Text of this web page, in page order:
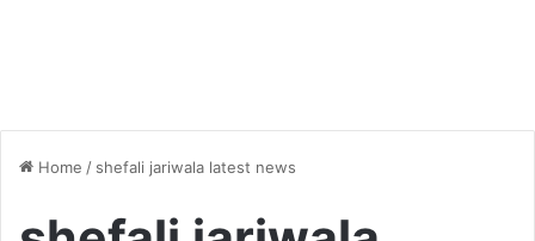
Home / shefali jariwala latest news